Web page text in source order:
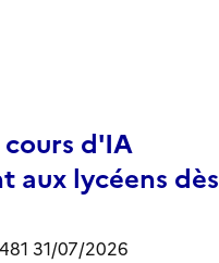
cours d'IA
aux lycéens dès
31/07/2026